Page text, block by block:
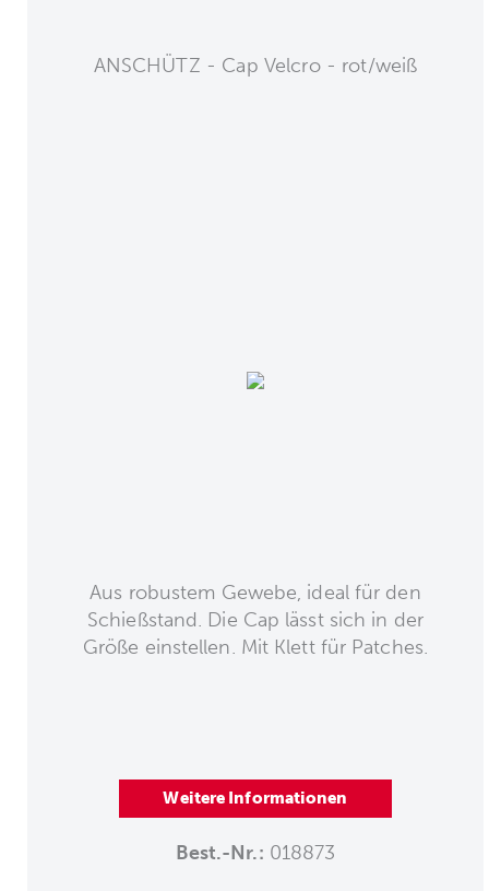
ANSCHÜTZ - Cap Velcro - rot/weiß
Aus robustem Gewebe, ideal für den
Schießstand. Die Cap lässt sich in der
Größe einstellen. Mit Klett für Patches.
Weitere Informationen
Best.-Nr.: 018873